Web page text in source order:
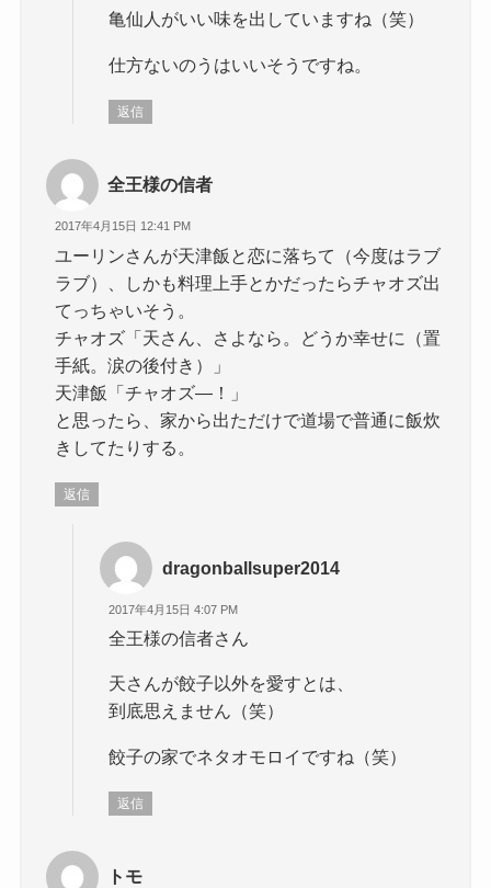
亀仙人がいい味を出していますね（笑）
仕方ないのうはいいそうですね。
返信
全王様の信者
2017年4月15日 12:41 PM
ユーリンさんが天津飯と恋に落ちて（今度はラブ
ラブ）、しかも料理上手とかだったらチャオズ出
てっちゃいそう。
チャオズ「天さん、さよなら。どうか幸せに（置
手紙。涙の後付き）」
天津飯「チャオズ―！」
と思ったら、家から出ただけで道場で普通に飯炊
きしてたりする。
返信
dragonballsuper2014
2017年4月15日 4:07 PM
全王様の信者さん
天さんが餃子以外を愛すとは、
到底思えません（笑）
餃子の家でネタオモロイですね（笑）
返信
トモ